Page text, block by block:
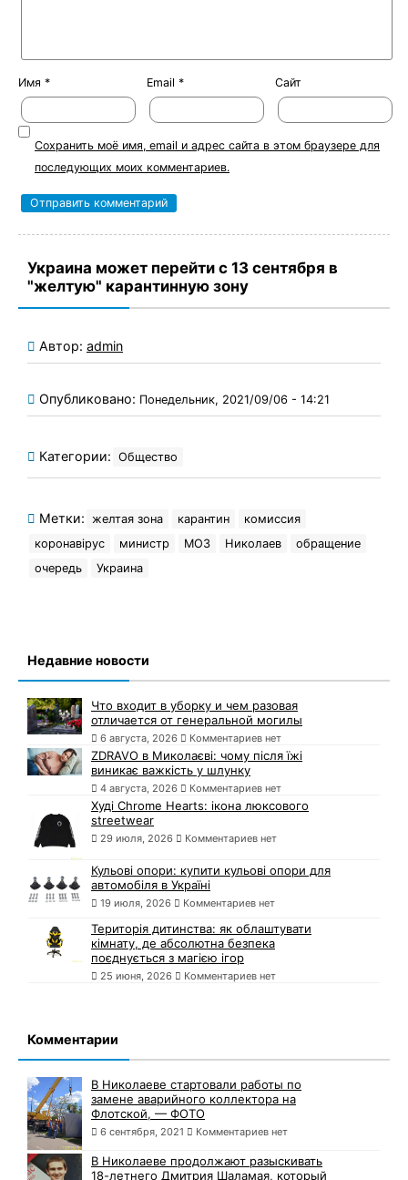
Имя * Email * Сайт
Сохранить моё имя, email и адрес сайта в этом браузере для
последующих моих комментариев.
Украина может перейти с 13 сентября в
"желтую" карантинную зону
Автор: admin
Опубликовано: Понедельник, 2021/09/06 - 14:21
Категории: Общество
Метки: желтая зона карантин
комиссия
коронавірус
министр МОЗ Николаев
обращение
очередь
Украина
Недавние новости
Что входит в уборку и чем разовая
отличается от генеральной могилы
6 августа, 2026 Комментариев нет
ZDRAVO в Миколаєві: чому після їжі
виникає важкість у шлунку
4 августа, 2026 Комментариев нет
Худі Chrome Hearts: ікона люксового
streetwear
29 июля, 2026 Комментариев нет
Кульові опори: купити кульові опори для
автомобіля в Україні
19 июля, 2026 Комментариев нет
Територія дитинства: як облаштувати
кімнату, де абсолютна безпека
поєднується з магією ігор
25 июня, 2026 Комментариев нет
Комментарии
В Николаеве стартовали работы по
замене аварийного коллектора на
Флотской, — ФОТО
6 сентября, 2021 Комментариев нет
В Николаеве продолжают разыскивать
18-летнего Дмитрия Шаламая, который